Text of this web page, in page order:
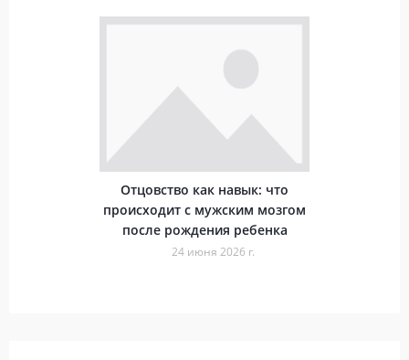
Отцовство как навык: что
происходит с мужским мозгом
после рождения ребенка
24 июня 2026 г.